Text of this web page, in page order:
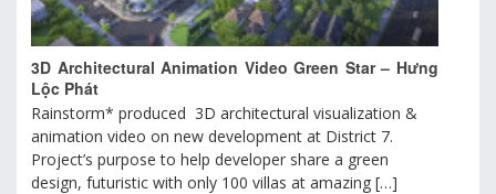
3D Architectural Animation Video Green Star – Hưng
Lộc Phát
Rainstorm* produced 3D architectural visualization &
animation video on new development at District 7.
Project’s purpose to help developer share a green
design, futuristic with only 100 villas at amazing […]